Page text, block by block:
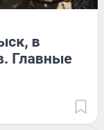
в
Главные